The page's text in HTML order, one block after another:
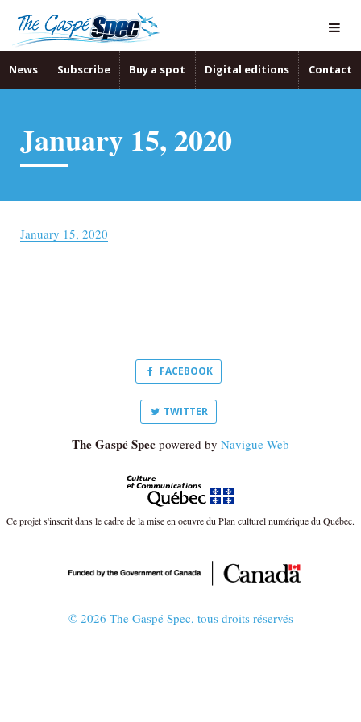
News Subscribe Buy a spot Digital editions Contact
January 15, 2020
January 15, 2020
FACEBOOK
TWITTER
The Gaspé Spec powered by Navigue Web
Ce projet s'inscrit dans le cadre de la mise en oeuvre du Plan culturel numérique du Québec.
© 2026 The Gaspé Spec, tous droits réservés